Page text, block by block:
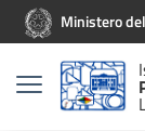
Vai ai contenuti
Vai al menu di
Vai al footerMinistero